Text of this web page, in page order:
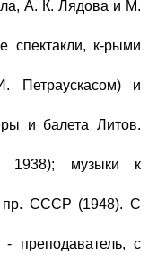
А. К. Лядова и М.
спектакли, к-рыми
Петраускасом) и
и балета Литов.
1938); музыки к
пр. СССР (1948). С
- преподаватель, с